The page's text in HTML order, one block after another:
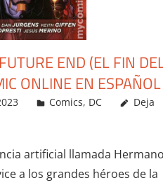
END (EL FIN
ONLINE EN ESPAÑOL
Carlitox Banana
Comics, DC
Deja
artificial llamada Hermano
a los grandes héroes de la